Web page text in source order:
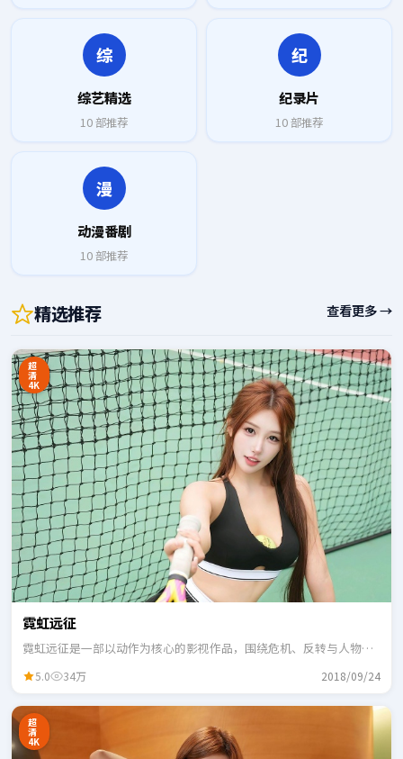
综
综艺精选
10部推荐
纪
纪录片
10部推荐
漫
动漫番剧
10部推荐
精选推荐 查看更多 →
超
清
4K
霓虹远征
霓虹远征是一部以动作为核心的影视作品，围绕危机、反转与人物成
5.0 34万 2018/09/24
超
清
4K